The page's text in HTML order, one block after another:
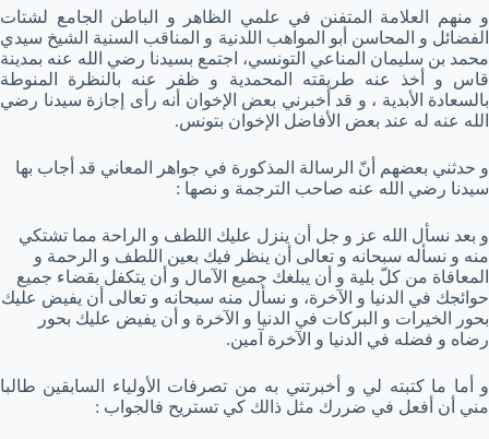
و منهم العلامة المتفنن في علمي الظاهر و الباطن الجامع لشتات
الفضائل و المحاسن أبو المواهب اللدنية و المناقب السنية الشيخ سيدي
محمد بن سليمان المناعي التونسي، اجتمع بسيدنا رضي الله عنه بمدينة
قاس و أخذ عنه طريقته المحمدية و ظفر عنه بالنظرة المنوطة
بالسعادة الأبدية ، و قد أخبرني بعض الإخوان أنه رأى إجازة سيدنا رضي
الله عنه له عند بعض الأفاضل الإخوان بتونس.
و حدثني بعضهم أنّ الرسالة المذكورة في جواهر المعاني قد أجاب بها
سيدنا رضي الله عنه صاحب الترجمة و نصها :
و بعد نسأل الله عز و جل أن ينزل عليك اللطف و الراحة مما تشتكي
منه و نسأله سبحانه و تعالى أن ينظر فيك بعين اللطف و الرحمة و
المعافاة من كلّ بلية و أن يبلغك جميع الآمال و أن يتكفل بقضاء جميع
حوائجك في الدنيا و الآخرة، و نسأل منه سبحانه و تعالى أن يفيض عليك
بحور الخيرات و البركات في الدنيا و الآخرة و أن يفيض عليك بحور
رضاه و فضله في الدنيا و الآخرة آمين.
و أما ما كتبته لي و أخبرتني به من تصرفات الأولياء السابقين طالبا
مني أن أفعل في ضررك مثل ذالك كي تستريح فالجواب :